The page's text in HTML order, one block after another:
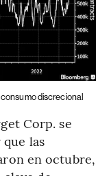
discrecional
Corp. se
las
en octubre,